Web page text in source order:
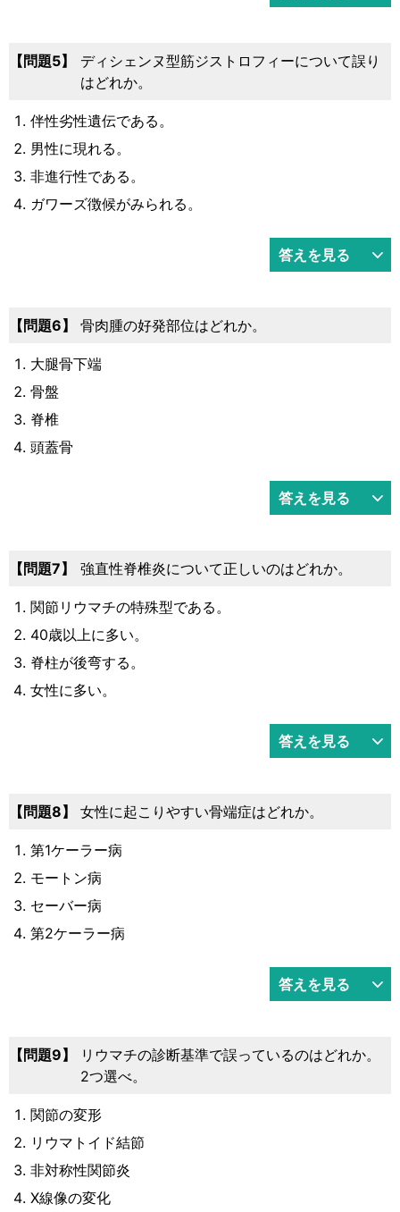
問題5
ディシェンヌ型筋ジストロフィーについて誤り
はどれか。
伴性劣性遺伝である。
男性に現れる。
非進行性である。
ガワーズ徴候がみられる。
答えを見る
問題6 骨肉腫の好発部位はどれか。
大腿骨下端
骨盤
脊椎
頭蓋骨
答えを見る
問題7 強直性脊椎炎について正しいのはどれか。
関節リウマチの特殊型である。
40歳以上に多い。
脊柱が後弯する。
女性に多い。
答えを見る
問題8 女性に起こりやすい骨端症はどれか。
第1ケーラー病
モートン病
セーバー病
第2ケーラー病
答えを見る
問題9
リウマチの診断基準で誤っているのはどれか。
2つ選べ。
関節の変形
リウマトイド結節
非対称性関節炎
X線像の変化